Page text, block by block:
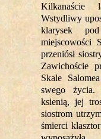
Kilkanaście
Wstydliwy
klarysek
miejscowości
przeniósł
Zawichoście
Skale
swego
ksienią, jej
siostrom
śmierci